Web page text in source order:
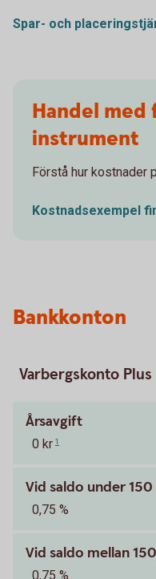
Spar- och
Handel med
instrument
Förstå hur kostnader
Kostnadsexempel
Bankkonton
Varbergskonto Plus
Årsavgift
0 kr 1
Vid saldo under
0,75 %
Vid saldo mellan
0,75 %